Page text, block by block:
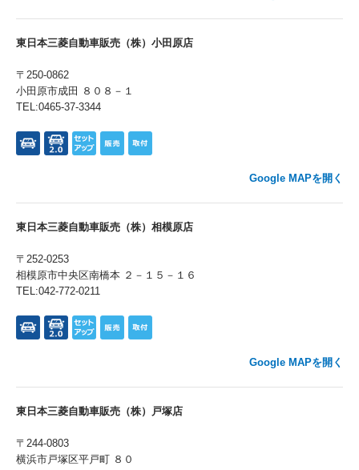
東日本三菱自動車販売（株）小田原店
〒250-0862
小田原市成田 ８０８－１
TEL:0465-37-3344
Google MAPを開く
東日本三菱自動車販売（株）相模原店
〒252-0253
相模原市中央区南橋本 ２－１５－１６
TEL:042-772-0211
Google MAPを開く
東日本三菱自動車販売（株）戸塚店
〒244-0803
横浜市戸塚区平戸町 ８０